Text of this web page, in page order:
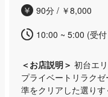
届けします。90分 / ￥8,000
10:00 ~ 5:00 (受
＜お店説明＞ 初台エ
プライベートリラク
準をクリアした選り